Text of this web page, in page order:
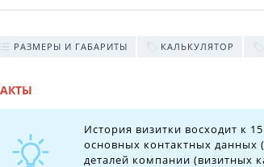
РАЗМЕРЫ И ГАБАРИТЫ КАЛЬКУЛЯТОР
История визитки восходит к
основных контактных данных
деталей компании (визитных